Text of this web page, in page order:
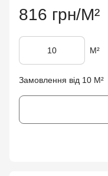
816 грн/М²
М²
Замовлення від 10 М²